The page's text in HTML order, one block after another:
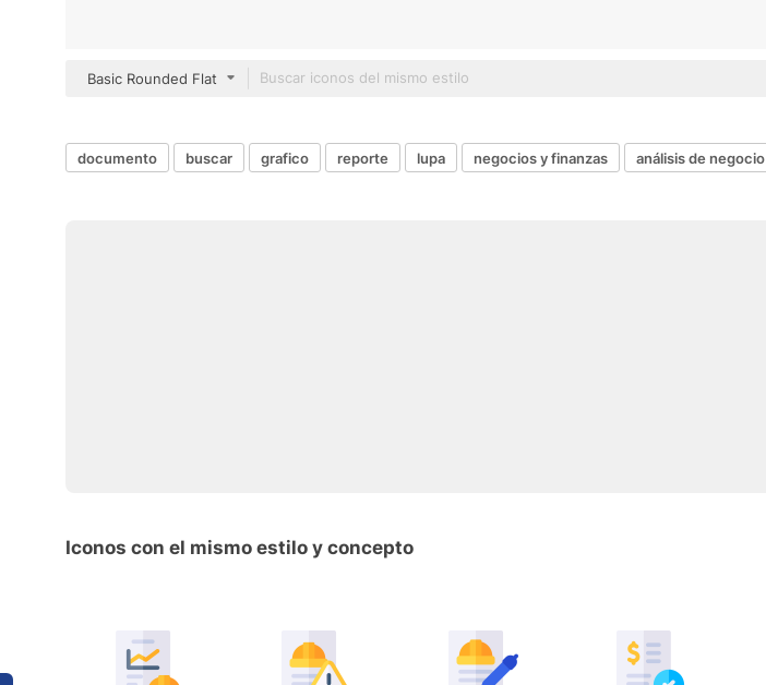
Basic Rounded Flat
documento buscar grafico reporte lupa negocios y finanzas análisis de negocio
Iconos con el mismo estilo y concepto